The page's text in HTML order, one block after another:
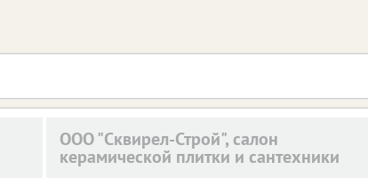
OOO "Сквирел-Строй", салон
керамической плитки и сантехники